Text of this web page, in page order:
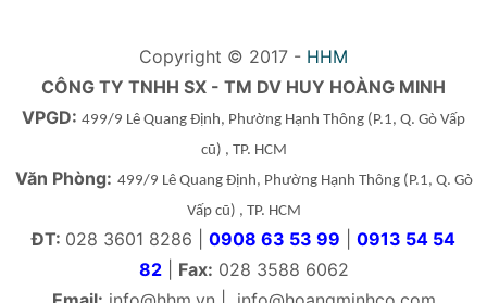
Copyright © 2017 - HHM
CÔNG TY TNHH SX - TM DV HUY HOÀNG MINH
VPGD: 499/9 Lê Quang Định, Phường Hạnh Thông (P.1, Q. Gò Vấp
cũ) , TP. HCM
Văn Phòng: 499/9 Lê Quang Định, Phường Hạnh Thông(P.1, Q. Gò
Vấp cũ) , TP. HCM
ĐT: 028 3601 8286 | 0908 63 53 99
0913 54 54
82| Fax: 028 3588 6062